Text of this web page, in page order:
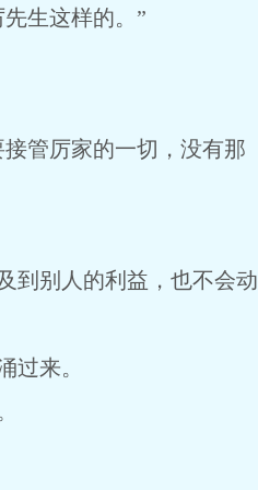
生这样的。”
管厉家的一切，没有那
别人的利益，也不会动
来。